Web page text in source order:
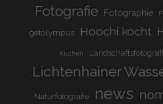
Fotografie Fotographie
getolympus Hoochi kocht
Kuchen
Lichtenhainer
Naturfotografie news